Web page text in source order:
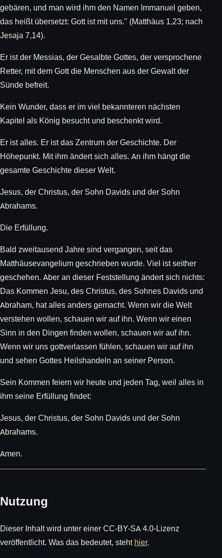
gebären, und man wird ihm den Namen Immanuel geben,
das heißt übersetzt: Gott ist mit uns." (Matthäus 1,23; nach
Jesaja 7,14).
Er ist der Messias, der Gesalbte Gottes, der versprochene
Retter, mit dem Gott die Menschen aus der Gewalt der
Sünde befreit.
Kein Wunder, dass er im viel bekannteren nächsten
Kapitel als König besucht und beschenkt wird.
Er ist alles. Er ist das Zentrum der Geschichte. Der
Höhepunkt. Mit ihm ändert sich alles. An ihm hängt die
gesamte Geschichte dieser Welt.
Jesus, der Christus, der Sohn Davids und der Sohn
Abrahams.
Die Erfüllung.
Bald zweitausend Jahre sind vergangen, seit das
Matthäusevangelium geschrieben wurde. Viel ist seither
geschehen. Aber an dieser Feststellung ändert sich nichts:
Das Kommen Jesu, des Christus, des Sohnes Davids und
Abraham, hat alles anders gemacht. Wenn wir die Welt
verstehen wollen, schauen wir auf ihn. Wenn wir einen
Sinn in den Dingen finden wollen, schauen wir auf ihn.
Wenn wir uns gottverlassen fühlen, schauen wir auf ihn
und sehen Gottes Heilshandeln an seiner Person.
Sein Kommen feiern wir heute und jeden Tag, weil alles in
ihm seine Erfüllung findet:
Jesus, der Christus, der Sohn Davids und der Sohn
Abrahams.
Amen.
Nutzung
Dieser Inhalt wird unter einer CC-BY-SA 4.0-Lizenz
veröffentlicht. Was das bedeutet, stehthier.